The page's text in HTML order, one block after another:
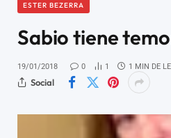
ESTER BEZERRA
Sabio tiene
19/01/2018 0 1 1 MIN DE
Social